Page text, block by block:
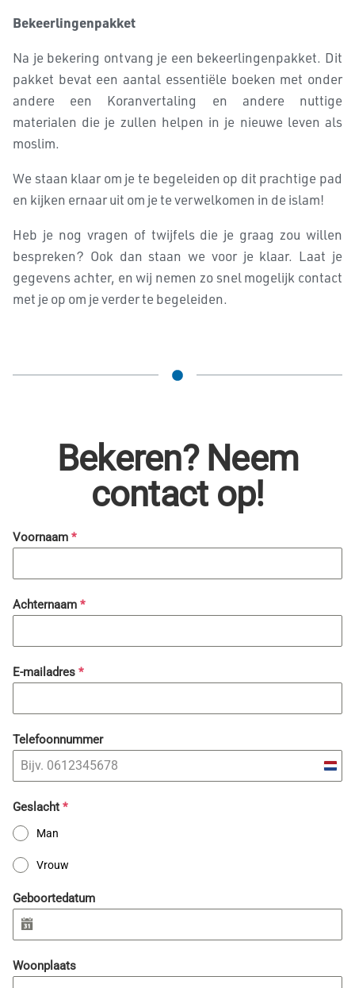
Bekeerlingenpakket
Na je bekering ontvang je een bekeerlingenpakket. Dit
pakket bevat een aantal essentiële boeken met onder
andere een Koranvertaling en andere nuttige
materialen die je zullen helpen in je nieuwe leven als
moslim.
We staan klaar om je te begeleiden op dit prachtige pad
en kijken ernaar uit om je te verwelkomen in de islam!
Heb je nog vragen of twijfels die je graag zou willen
bespreken? Ook dan staan we voor je klaar. Laat je
gegevens achter, en wij nemen zo snel mogelijk contact
met je op om je verder te begeleiden.
Bekeren? Neem
contact op!
Voornaam *
Achternaam *
E-mailadres *
Telefoonnummer
Geslacht *
Man
Vrouw
Geboortedatum
Woonplaats